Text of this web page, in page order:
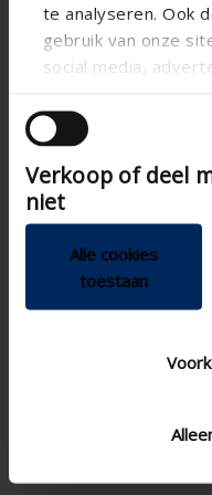
te analyseren. Ook
gebruik van onze
social media,
andere informatie
die ze hebben
van hun services.
Verkoop of deel
niet
Alle cookies
toestaan
Specificaties op
Gaastype
Technische